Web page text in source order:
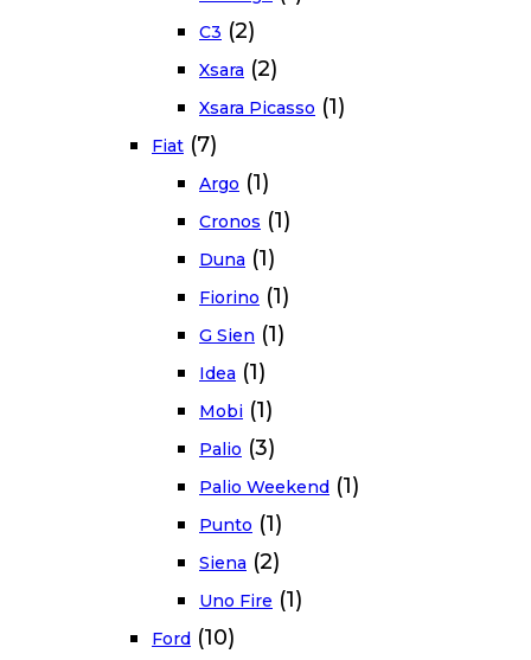
C3 (2)
Xsara (2)
Xsara Picasso (1)
Fiat (7)
Argo (1)
Cronos (1)
Duna (1)
Fiorino (1)
G Sien (1)
Idea (1)
Mobi (1)
Palio (3)
Palio Weekend (1)
Punto (1)
Siena (2)
Uno Fire (1)
Ford (10)